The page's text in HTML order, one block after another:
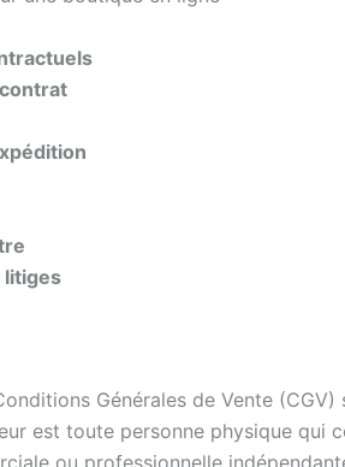
litiges
Générales de Vente
est toute personne physique qui
ou professionnelle